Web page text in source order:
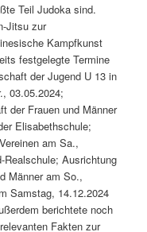
Teil Judoka sind.
Jitsu zur
Kampfkunst
festgelegte Termine
der Jugend U 13 in
03.05.2024;
der Frauen und Männer
Elisabethschule;
am Sa.,
Realschule; Ausrichtung
Männer am So.,
Samstag, 14.12.2024
berichtete noch
Fakten zur